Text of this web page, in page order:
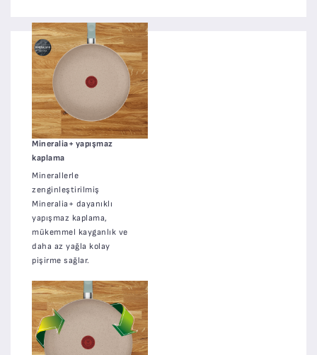
Mineralia+ yapışmaz
kaplama
Minerallerle
zenginleştirilmiş
Mineralia+ dayanıklı
yapışmaz kaplama,
mükemmel kayganlık ve
daha az yağla kolay
pişirme sağlar.